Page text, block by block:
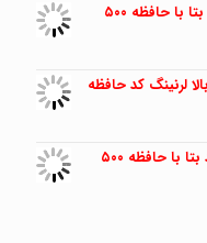
برد کرکره برقی ساید فول کانال هاپینگ کد بتا با حافظه ۵۰۰
لرنینگ کد حافظه
برد کرکره برقی فول کانال توبلار هاپینگ کد بتا با حافظه ۵۰۰